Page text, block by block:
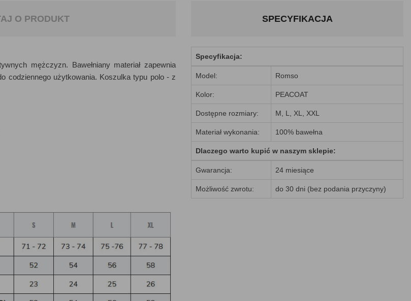
O PRODUKT
mężczyzn. Bawełniany materiał zapewnia
codziennego użytkowania. Koszulka typu polo - z
SPECYFIKACJA
Specyfikacja:
Model: Romso
Kolor: PEACOAT
Dostępne rozmiary: M, L, XL, XXL
Materiał wykonania: 100% bawełna
Dlaczego warto kupić w naszym sklepie:
Gwarancja: 24 miesiące
Możliwość zwrotu: do 30 dni (bez podania przyczyny)